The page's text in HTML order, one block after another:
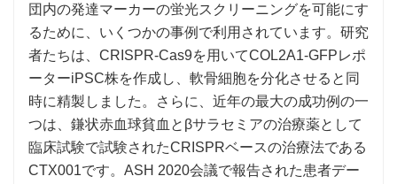
団内の発達マーカーの蛍光スクリーニングを可能にす
るために、いくつかの事例で利用されています。研究
者たちは、CRISPR-Cas9を用いてCOL2A1-GFPレポ
ーターiPSC株を作成し、軟骨細胞を分化させると同
時に精製しました。さらに、近年の最大の成功例の一
つは、鎌状赤血球貧血とβサラセミアの治療薬として
臨床試験で試験されたCRISPRベースの治療法である
CTX001です。ASH 2020会議で報告された患者デー